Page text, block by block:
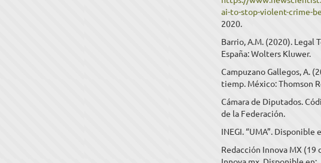
ai-to-stop-violent-crime-
2020.
Barrio, A.M. (2020). Legal
España: Wolters Kluwer.
Campuzano Gallegos, A.
tiemp. México: Thomson
Cámara de Diputados.
de la Federación.
INEGI. “UMA”. Disponible
Redacción Innova MX